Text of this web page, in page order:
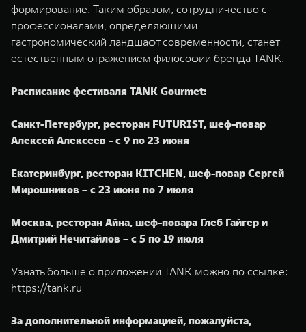
формирование. Таким образом, сотрудничество с
профессионалами, определяющими
гастрономический ландшафт современности, станет
естественным отражением философии бренда TANK.
Расписание фестиваля TANK Gourmet:
Санкт-Петербург, ресторан FUTURIST, шеф-повар
Алексей Алексеев - с 9 по 23 июня
Екатеринбург, ресторан KITCHEN, шеф-повар Сергей
Мирошников – с 23 июня по 7 июля
Москва, ресторан Айна, шеф-повара Глеб Гайгер и
Дмитрий Нечитайлов – с 5 по 19 июля
Узнать больше о приложении TANK можно по ссылке:
https://tank.ru
За дополнительной информацией, пожалуйста,